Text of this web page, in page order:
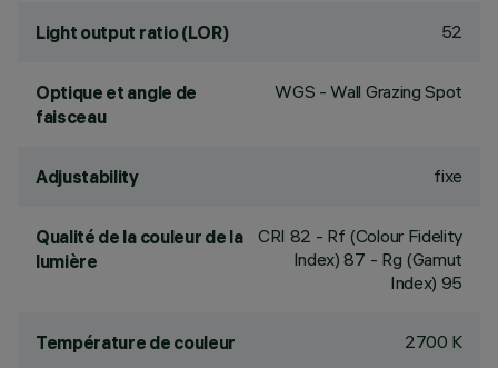
Light output ratio (LOR) 52
Optique et angle de
faisceau
WGS - Wall Grazing Spot
Adjustability fixe
Qualité de la couleur de la
lumière
CRI 82 - Rf (Colour Fidelity
Index) 87 - Rg (Gamut
Index) 95
Température de couleur 2700 K